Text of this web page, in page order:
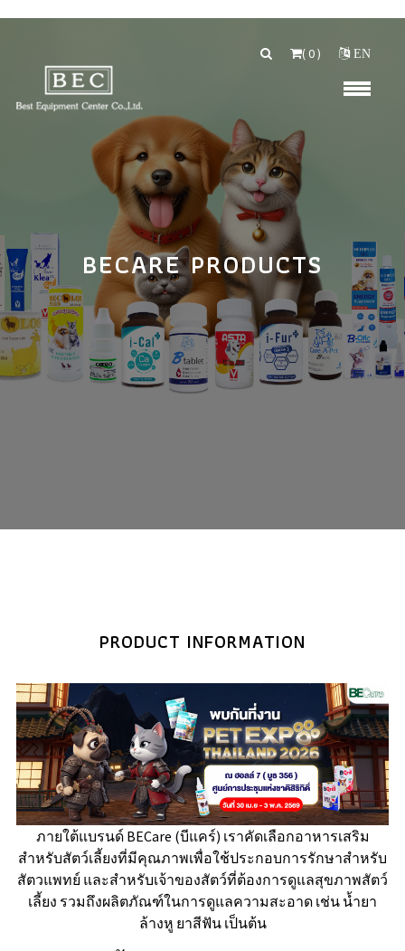
(0) EN
BECARE PRODUCTS
PRODUCT INFORMATION
ภายใต้แบรนด์ BECare (บีแคร์) เราคัดเลือกอาหารเสริม
สำหรับสัตว์เลี้ยงที่มีคุณภาพเพื่อใช้ประกอบการรักษาสำหรับ
สัตวแพทย์ และสำหรับเจ้าของสัตว์ที่ต้องการดูแลสุขภาพสัตว์
เลี้ยง รวมถึงผลิตภัณฑ์ในการดูแลความสะอาด เช่น น้ำยา
ล้างหู ยาสีฟัน เป็นต้น